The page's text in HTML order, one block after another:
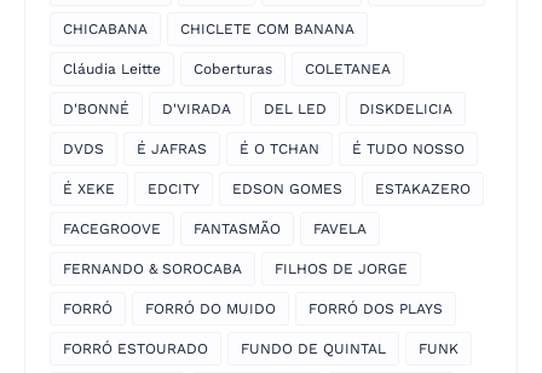
CHICABANA CHICLETE COM BANANA
Cláudia Leitte Coberturas COLETANEA
D'BONNÉ D'VIRADA DEL LED DISKDELICIA
DVDS É JAFRAS É O TCHAN É TUDO NOSSO
É XEKE EDCITY EDSON GOMES ESTAKAZERO
FACEGROOVE FANTASMÃO FAVELA
FERNANDO & SOROCABA FILHOS DE JORGE
FORRÓ FORRÓ DO MUIDO FORRÓ DOS PLAYS
FORRÓ ESTOURADO FUNDO DE QUINTAL FUNK